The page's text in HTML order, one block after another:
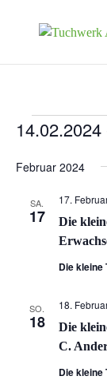
14.02.2024
wählen.
Februar 2024
SA.
17
Die
17.
Die
SO.
18
Die
C.
18.
Die